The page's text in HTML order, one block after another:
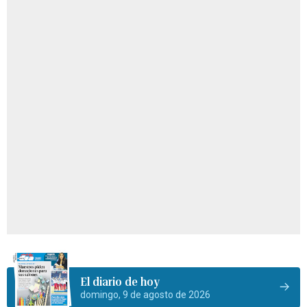
El diario de hoy
domingo, 9 de agosto de 2026